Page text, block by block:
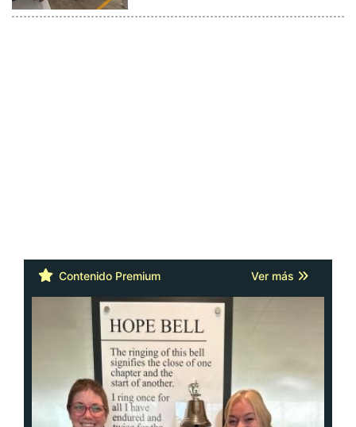
Contenido Premium Ver más